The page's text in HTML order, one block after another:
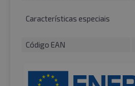
Características especiais
Código EAN